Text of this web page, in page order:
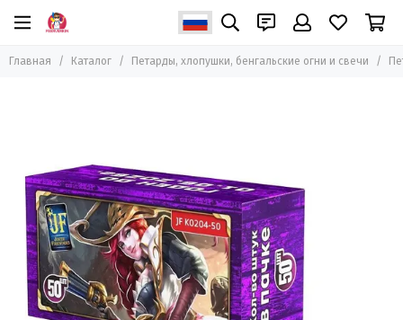
Петарды, хлопушки, бенгальские огни и свечи
Главная Каталог Петарды, хлопушки, бенгальские огни и свечи